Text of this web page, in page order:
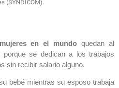
(SYNDICOM).
en el mundoquedan al
porque se dedican a los trabajos
sin recibir salario alguno.
bebé mientras su esposo trabaja